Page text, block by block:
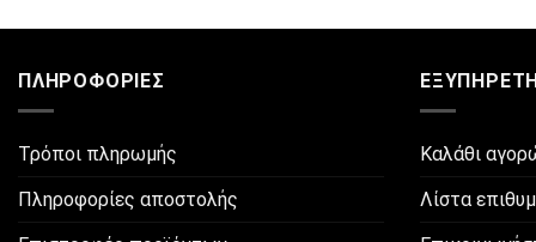
ΠΛΗΡΟΦΟΡΊΕΣ
Τρόποι πληρωμής
Πληροφορίες αποστολής
Καλάθι
Λίστα